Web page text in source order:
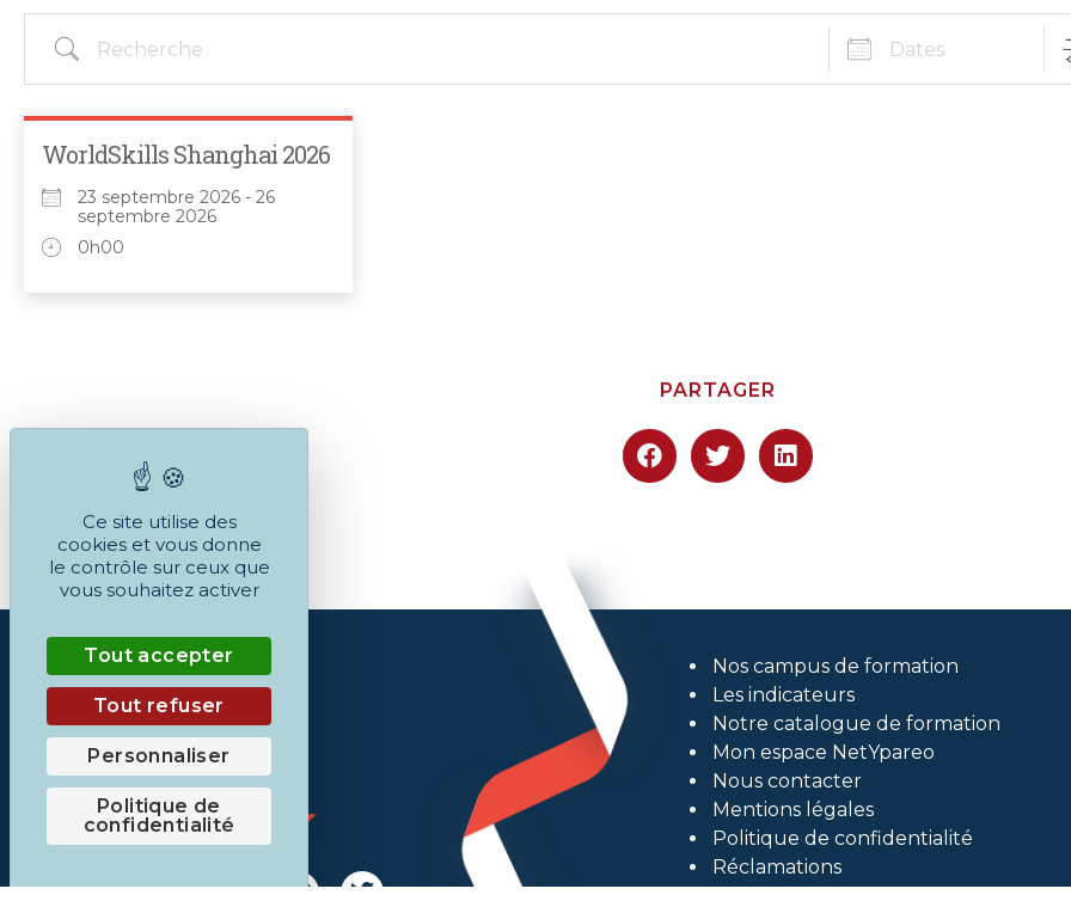
WorldSkills Shanghai 2026
23 septembre 2026 - 26
septembre 2026
0h00
PARTAGER
Nos campus de formation
Les indicateurs
Notre catalogue de formation
Mon espace NetYpareo
Nous contacter
Mentions légales
Politique de confidentialité
Réclamations
Ce site utilise des
cookies et vous donne
le contrôle sur ceux que
vous souhaitez activer
Tout accepter
Tout refuser
Personnaliser
Politique de
confidentialité